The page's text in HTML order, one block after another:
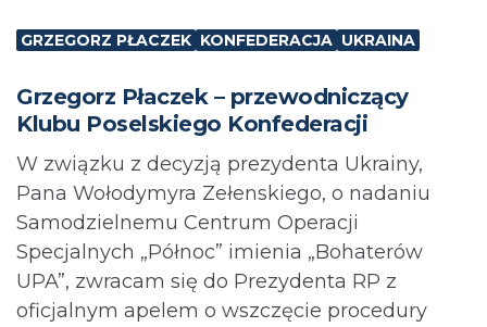
GRZEGORZ PŁACZEK KONFEDERACJA UKRAINA
Grzegorz Płaczek – przewodniczący
Klubu Poselskiego Konfederacji
W związku z decyzją prezydenta Ukrainy,
Pana Wołodymyra Zełenskiego, o nadaniu
Samodzielnemu Centrum Operacji
Specjalnych „Północ” imienia „Bohaterów
UPA”, zwracam się do Prezydenta RP z
oficjalnym apelem o wszczęcie procedury